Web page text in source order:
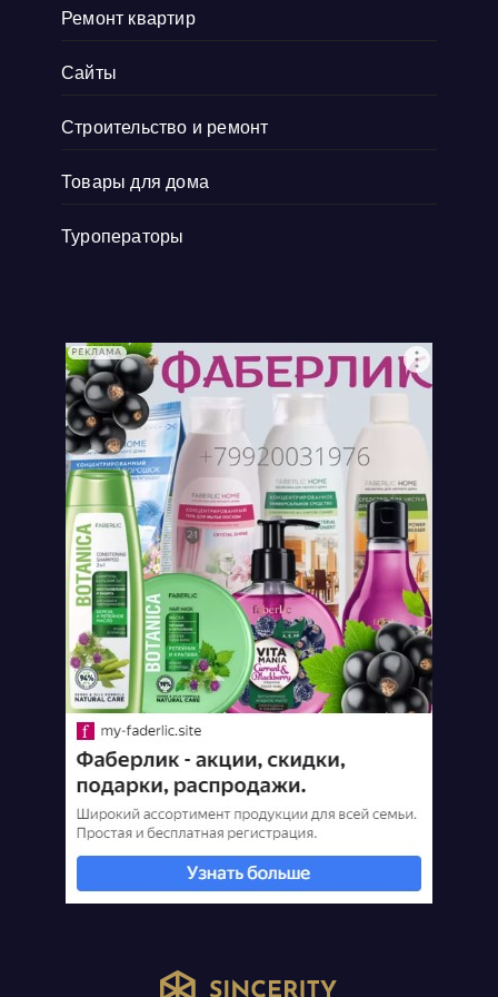
Ремонт квартир
Сайты
Строительство и ремонт
Товары для дома
Туроператоры